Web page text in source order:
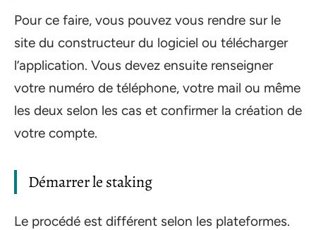
Pour ce faire, vous pouvez vous rendre sur le
site du constructeur du logiciel ou télécharger
l’application. Vous devez ensuite renseigner
votre numéro de téléphone, votre mail ou même
les deux selon les cas et confirmer la création de
votre compte.
Démarrer le staking
Le procédé est différent selon les plateformes.